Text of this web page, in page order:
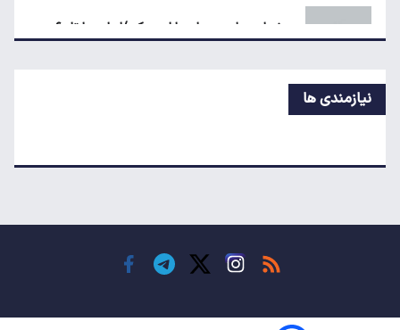
هشدار مجلس درباره بازار مسکن/اجاره‌بها تا ۶۰
بیاورد؟
نیازمندی ها